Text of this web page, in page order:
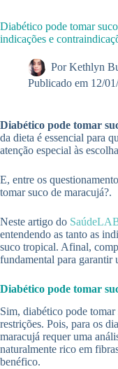
Diabético pode tomar
indicações e
Por Kethlyn
Publicado em 12/
Diabético pode tomar
da dieta é essencial para
atenção especial às
E, entre os
tomar suco de maracujá?.
Neste artigo do
entendendo as tanto as
suco tropical. Afinal,
fundamental para garantir
Diabético pode tomar
Sim, diabético pode
restrições. Pois, para os
maracujá requer uma
naturalmente rico em
benéfico.